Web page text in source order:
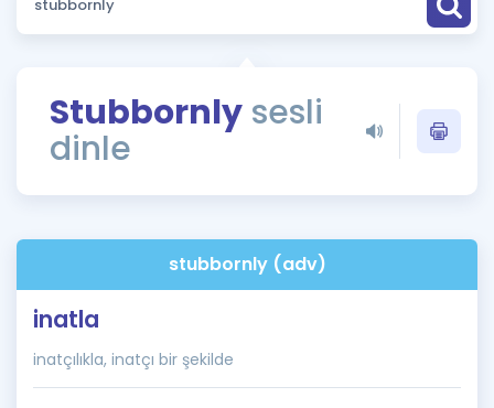
Puan Hesaplama
ÖSYM Sınav Takvimi
Kampanyalar
İngilizce Gramer
Stubbornly sesli
dinle
stubbornly (adv)
inatla
inatçılıkla, inatçı bir şekilde